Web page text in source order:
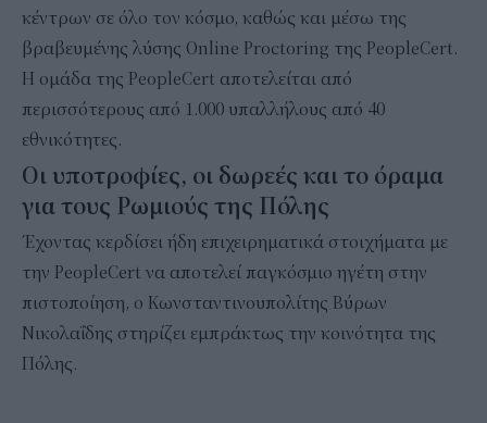
κέντρων σε όλο τον κόσμο, καθώς και μέσω της
βραβευμένης λύσης Online Proctoring της PeopleCert.
Η ομάδα της PeopleCert αποτελείται από
περισσότερους από 1.000 υπαλλήλους από 40
εθνικότητες.
Οι υποτροφίες, οι δωρεές και το όραμα
για τους Ρωμιούς της Πόλης
Έχοντας κερδίσει ήδη επιχειρηματικά στοιχήματα με
την PeopleCert να αποτελεί παγκόσμιο ηγέτη στην
πιστοποίηση, ο Κωνσταντινουπολίτης Βύρων
Νικολαΐδης στηρίζει εμπράκτως την κοινότητα της
Πόλης.